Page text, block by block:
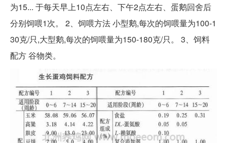
为15... 于每天早上10点左右、下午2点左右、蛋鹅回舍后
分别饲喂1次。 2、饲喂方法 小型鹅,每次的饲喂量为100-1
30克/只,大型鹅,每次的饲喂量为150-180克/只。 3、饲料
配方 谷物类。